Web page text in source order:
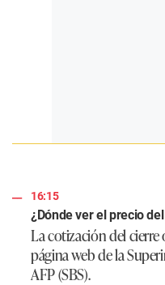
16:15
¿Dónde ver el precio
La cotización del cierre
página web de la
AFP (SBS).